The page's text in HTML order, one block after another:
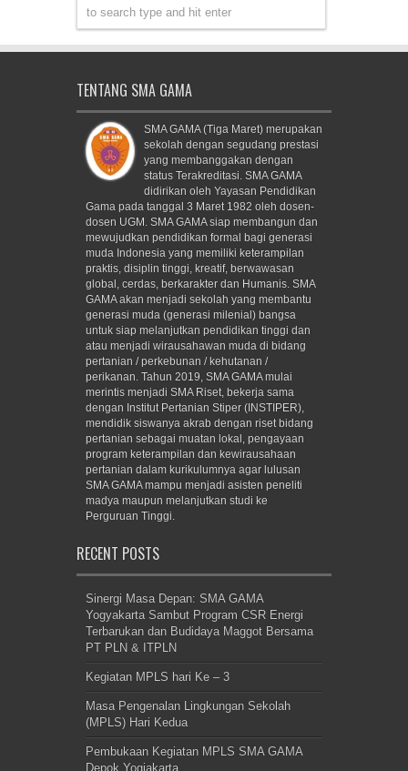
TENTANG SMA GAMA
SMA GAMA (Tiga Maret) merupakan
sekolah dengan segudang prestasi
yang membanggakan dengan
status Terakreditasi. SMA GAMA
didirikan oleh Yayasan Pendidikan
Gama pada tanggal 3 Maret 1982 oleh dosen-
dosen UGM. SMA GAMA siap membangun dan
mewujudkan pendidikan formal bagi generasi
muda Indonesia yang memiliki keterampilan
praktis, disiplin tinggi, kreatif, berwawasan
global, cerdas, berkarakter dan Humanis. SMA
GAMA akan menjadi sekolah yang membantu
generasi muda (generasi milenial) bangsa
untuk siap melanjutkan pendidikan tinggi dan
atau menjadi wirausahawan muda di bidang
pertanian / perkebunan / kehutanan /
perikanan. Tahun 2019, SMA GAMA mulai
merintis menjadi SMA Riset, bekerja sama
dengan Institut Pertanian Stiper (INSTIPER),
mendidik siswanya akrab dengan riset bidang
pertanian sebagai muatan lokal, pengayaan
program keterampilan dan kewirausahaan
pertanian dalam kurikulumnya agar lulusan
SMA GAMA mampu menjadi asisten peneliti
madya maupun melanjutkan studi ke
Perguruan Tinggi.
RECENT POSTS
Sinergi Masa Depan: SMA GAMA
Yogyakarta Sambut Program CSR Energi
Terbarukan dan Budidaya Maggot Bersama
PT PLN & ITPLN
Kegiatan MPLS hari Ke – 3
Masa Pengenalan Lingkungan Sekolah
(MPLS) Hari Kedua
Pembukaan Kegiatan MPLS SMA GAMA
Depok Yogjakarta